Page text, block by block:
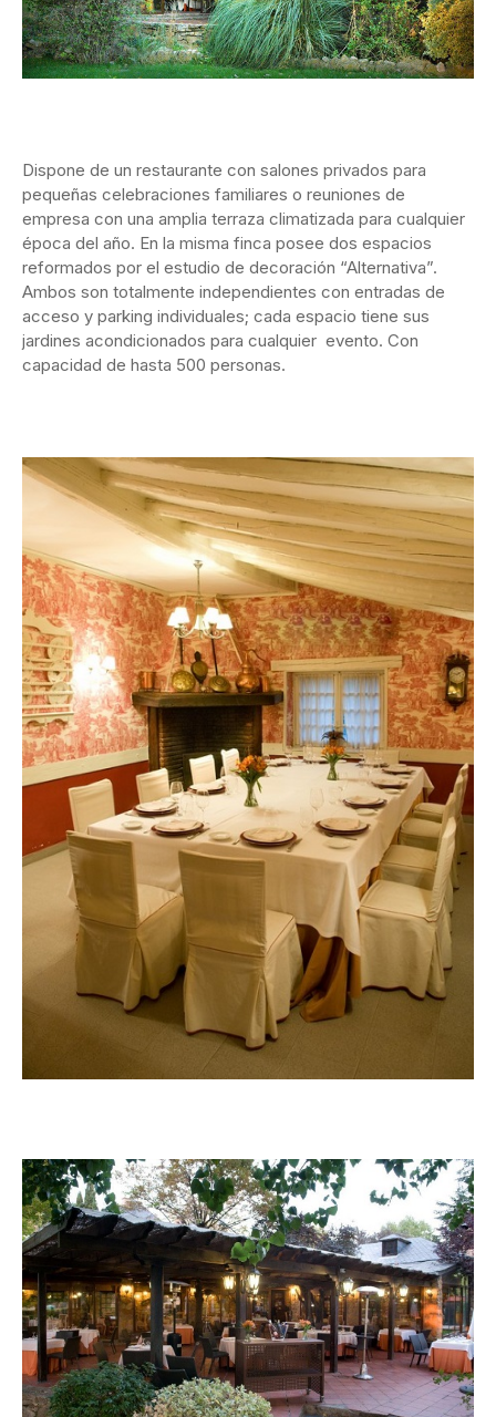
Dispone de un restaurante con salones privados para
pequeñas celebraciones familiares o reuniones de
empresa con una amplia terraza climatizada para cualquier
época del año. En la misma finca posee dos espacios
reformados por el estudio de decoración “Alternativa”.
Ambos son totalmente independientes con entradas de
acceso y parking individuales; cada espacio tiene sus
jardines acondicionados para cualquier evento. Con
capacidad de hasta 500 personas.